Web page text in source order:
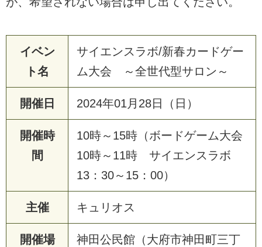
イベン
ト名
サイエンスラボ/新春カードゲー
ム大会 ～全世代型サロン～
開催日 2024年01月28日（日）
開催時
間
10時～15時（ボードゲーム大会
10時～11時 サイエンスラボ
13：30～15：00）
主催 キュリオス
開催場
神田公民館（大府市神田町三丁